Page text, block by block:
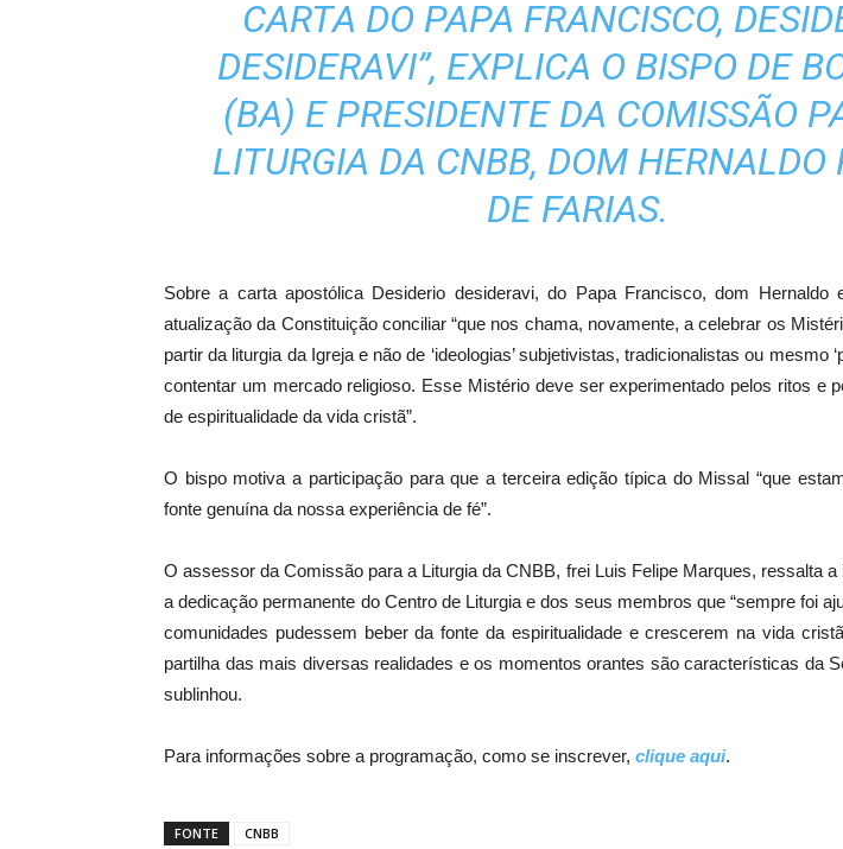
CARTA DO PAPA FRANCISCO,
DESIDERAVI”, EXPLICA O BISPO DE
(BA) E PRESIDENTE DA COMISSÃO
LITURGIA DA CNBB, DOM HERNALDO
DE FARIAS.
Sobre a carta apostólica Desiderio desideravi, do Papa Francisco, dom Hernaldo
atualização da Constituição conciliar “que nos chama, novamente, a celebrar os
partir da liturgia da Igreja e não de ‘ideologias’ subjetivistas, tradicionalistas ou mesmo
contentar um mercado religioso. Esse Mistério deve ser experimentado pelos ritos e
de espiritualidade da vida cristã”.
O bispo motiva a participação para que a terceira edição típica do Missal “que
fonte genuína da nossa experiência de fé”.
O assessor da Comissão para a Liturgia da CNBB, frei Luis Felipe Marques, ressalta a
a dedicação permanente do Centro de Liturgia e dos seus membros que “sempre foi
comunidades pudessem beber da fonte da espiritualidade e crescerem na vida
partilha das mais diversas realidades e os momentos orantes são características da
sublinhou.
Para informações sobre a programação, como se inscrever, clique aqui.
FONTE CNBB